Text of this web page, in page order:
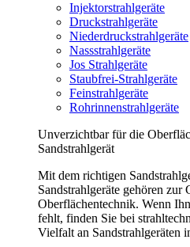
Injektorstrahlgeräte
Druckstrahlgeräte
Niederdruckstrahlgeräte
Nassstrahlgeräte
Jos Strahlgeräte
Staubfrei-Strahlgeräte
Feinstrahlgeräte
Rohrinnenstrahlgeräte
Unverzichtbar für die
Sandstrahlgerät
Mit dem richtigen
Sandstrahlgeräte gehören zur
Oberflächentechnik. Wenn
fehlt, finden Sie bei
Vielfalt an Sandstrahlgeräten